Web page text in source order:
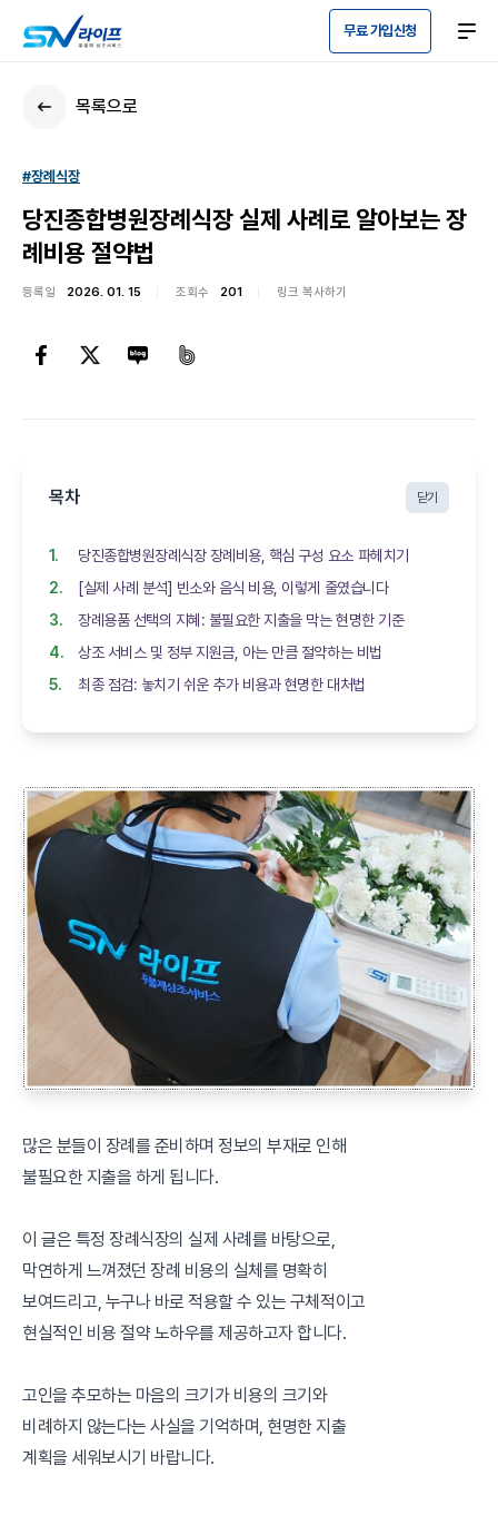
무료 가입신청
목록으로
#장례식장
당진종합병원장례식장 실제 사례로 알아보는 장
례비용 절약법
등록일 2026. 01. 15 조회수 201 링크 복사하기
목차 닫기
당진종합병원장례식장 장례비용, 핵심 구성 요소 파헤치기
[실제 사례 분석] 빈소와 음식 비용, 이렇게 줄였습니다
장례용품 선택의 지혜: 불필요한 지출을 막는 현명한 기준
상조 서비스 및 정부 지원금, 아는 만큼 절약하는 비법
최종 점검: 놓치기 쉬운 추가 비용과 현명한 대처법
많은 분들이 장례를 준비하며 정보의 부재로 인해
불필요한 지출을 하게 됩니다.
이 글은 특정 장례식장의 실제 사례를 바탕으로,
막연하게 느껴졌던 장례 비용의 실체를 명확히
보여드리고, 누구나 바로 적용할 수 있는 구체적이고
현실적인 비용 절약 노하우를 제공하고자 합니다.
고인을 추모하는 마음의 크기가 비용의 크기와
비례하지 않는다는 사실을 기억하며, 현명한 지출
계획을 세워보시기 바랍니다.